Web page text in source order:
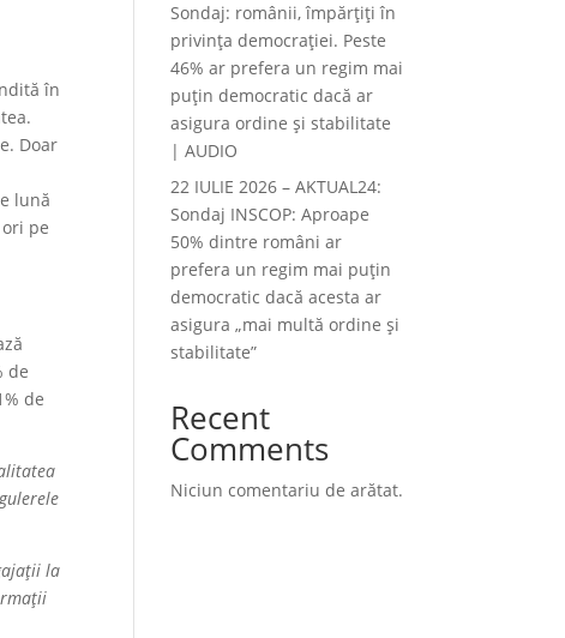
în
Doar
lună
pe
de
de
la
Sondaj: românii, împărțiți în
privința democrației. Peste
46% ar prefera un regim mai
puțin democratic dacă ar
asigura ordine și stabilitate
| AUDIO
22 IULIE 2026 – AKTUAL24:
Sondaj INSCOP: Aproape
50% dintre români ar
prefera un regim mai puțin
democratic dacă acesta ar
asigura „mai multă ordine și
stabilitate”
Recent
Comments
Niciun comentariu de arătat.